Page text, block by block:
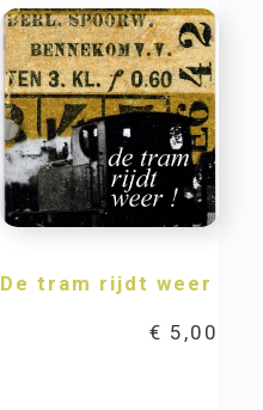
De tram rijdt weer
€ 5,00